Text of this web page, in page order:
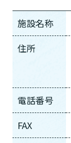
施設名称
住所
電話番号
FAX